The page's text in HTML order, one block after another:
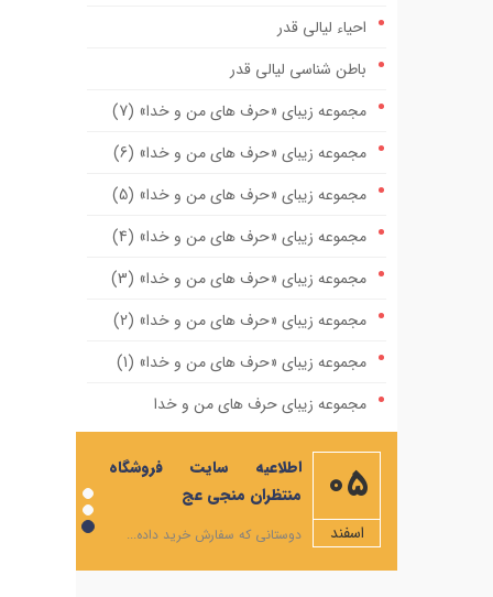
احیاء لیالی قدر
باطن شناسی لیالی قدر
مجموعه زیبای «حرف های من و خدا» (7)
مجموعه زیبای «حرف های من و خدا» (6)
مجموعه زیبای «حرف های من و خدا» (5)
مجموعه زیبای «حرف های من و خدا» (4)
مجموعه زیبای «حرف های من و خدا» (3)
مجموعه زیبای «حرف های من و خدا» (2)
مجموعه زیبای «حرف های من و خدا» (1)
مجموعه زیبای حرف های من و خدا
مهمترین صله ارحام، ایجاد رابطه با امام زمان
علیه السلام است
ویژه نامه ماه مبارک رمضان
اطلاعیه سایت فروشگاه
منتظران منجی عج
دوستانی که سفارش خرید داده...
05
اسفند